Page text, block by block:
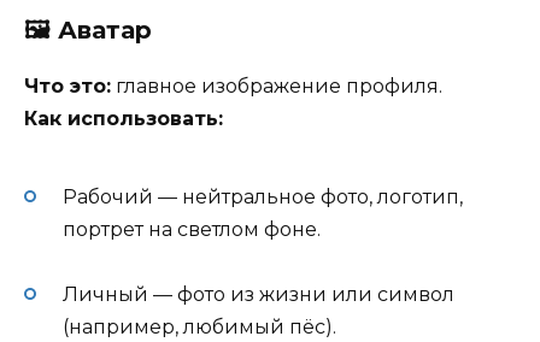
🖼 Аватар
Что это: главное изображение профиля.
Как использовать:
Рабочий — нейтральное фото, логотип,
портрет на светлом фоне.
Личный — фото из жизни или символ
(например, любимый пёс).